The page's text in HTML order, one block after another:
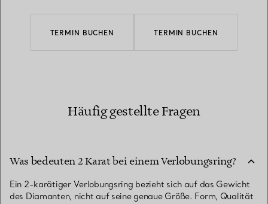
TERMIN BUCHEN TERMIN BUCHEN
Häufig gestellte Fragen
Was bedeuten 2 Karat bei einem Verlobungsring?
Ein 2-karätiger Verlobungsring bezieht sich auf das Gewicht
des Diamanten, nicht auf seine genaue Größe. Form, Qualität